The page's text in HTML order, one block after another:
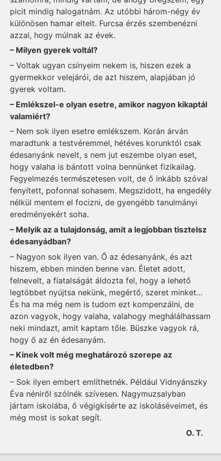
picit mindig halogatnám. Az utóbbi három-négy év
különösen hamar eltelt. Furcsa érzés szembenézni
azzal, hogy múlnak az évek.
– Milyen gyerek voltál?
– Voltak ugyan csínyeim nekem is, hiszen ezek a
gyermekkor velejárói, de azt hiszem, alapjában jó
gyerek voltam.
– Emlékszel-e olyan esetre, amikor nagyon kikaptál
valamiért?
– Nem sok ilyen esetre emlékszem. Korán árván
maradtunk a testvéremmel, hétéves korunktól csak
édesanyánk nevelt, s nem jut eszembe olyan eset,
hogy valaha is bántott volna bennünket fizikailag.
Fegyelmezés természetesen volt, de ő inkább szóval
fenyített, pofonnal sohasem. Megszidott, ha engedély
nélkül mentem el focizni, de gyengébb tanulmányi
eredményekért soha.
– Melyik az a tulajdonság, amit a legjobban tisztelsz
édesanyádban?
– Nagyon sok ilyen van. Ő az édesanyánk, és azt
hiszem, ebben minden benne van. Életet adott,
felnevelt, a fiatalságát áldozta fel, hogy a lehető
legtöbbet nyújtsa nekünk, megértő, szeret minket...
És ha ma még nem is tudom ezt kompenzálni, de
azon vagyok, hogy valaha, valahogy meghálálhassam
neki mindazt, amit kaptam tőle. Büszke vagyok rá,
hogy ő az én édesanyám.
– Kinek volt még meghatározó szerepe az
életedben?
– Sok ilyen embert említhetnék. Például Vidnyánszky
Éva néniről szólnék szívesen. Nagymuzsalyban
jártam iskolába, ő végigkísérte az iskoláséveimet, és
még most is sokat segít.
O. T.